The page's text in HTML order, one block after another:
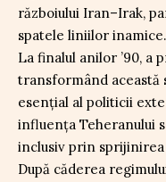
războiului Iran–Irak,
spatele liniilor inamice.
La finalul anilor ’90, a
transformând
esențial al politicii
influența Teheranului
inclusiv prin
După căderea